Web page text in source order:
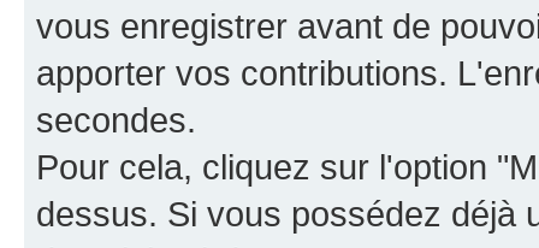
vous enregistrer avant de
apporter vos contributions.
secondes.
Pour cela, cliquez sur l'option
dessus. Si vous possédez déjà